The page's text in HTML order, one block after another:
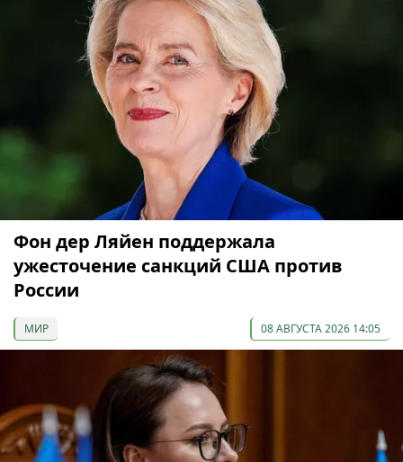
Фон дер Ляйен поддержала
ужесточение санкций США против
России
МИР 08 АВГУСТА 2026 14:05